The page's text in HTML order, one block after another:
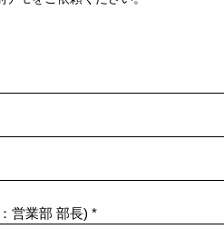
営業部 部長) *